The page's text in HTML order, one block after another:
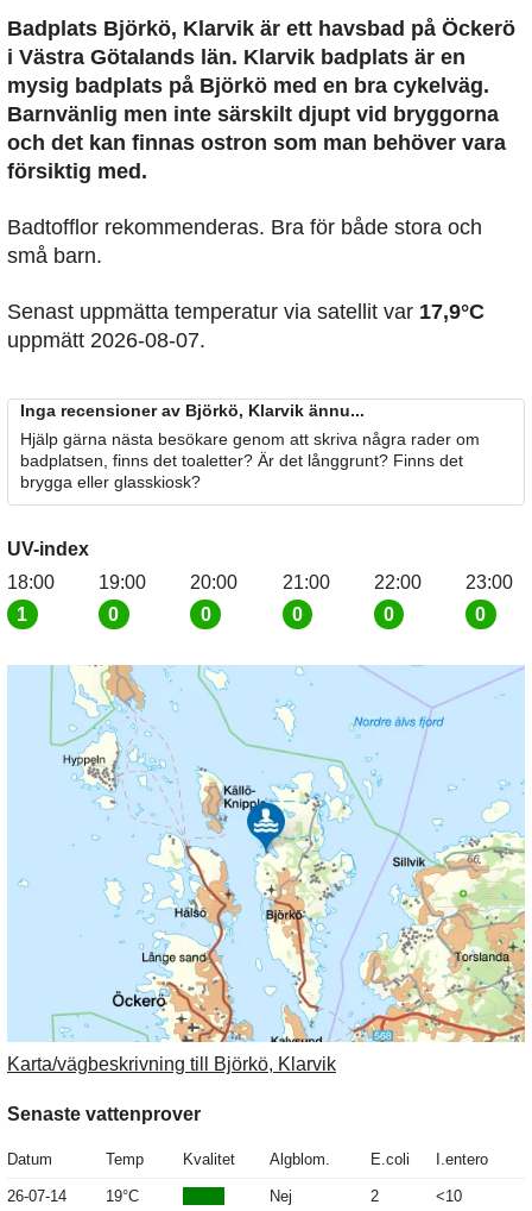
Badplats Björkö, Klarvik är ett havsbad på Öckerö
i Västra Götalands län. Klarvik badplats är en
mysig badplats på Björkö med en bra cykelväg.
Barnvänlig men inte särskilt djupt vid bryggorna
och det kan finnas ostron som man behöver vara
försiktig med.
Badtofflor rekommenderas. Bra för både stora och
små barn.
Senast uppmätta temperatur via satellit var 17,9°C
uppmätt 2026-08-07.
Inga recensioner av Björkö, Klarvik ännu...
Hjälp gärna nästa besökare genom att skriva några rader om
badplatsen, finns det toaletter? Är det långgrunt? Finns det
brygga eller glasskiosk?
UV-index
18:00
1
19:00
0
20:00
0
21:00
0
22:00
0
23:00
0
Karta/vägbeskrivning till Björkö, Klarvik
Senaste vattenprover
Datum Temp Kvalitet Algblom. E.coli I.entero
26-07-14 19°C Nej 2 <10